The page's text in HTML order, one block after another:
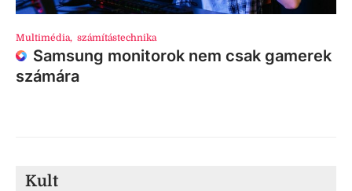
Multimédia, számítástechnika
Samsung monitorok nem csak gamerek
számára
Kult